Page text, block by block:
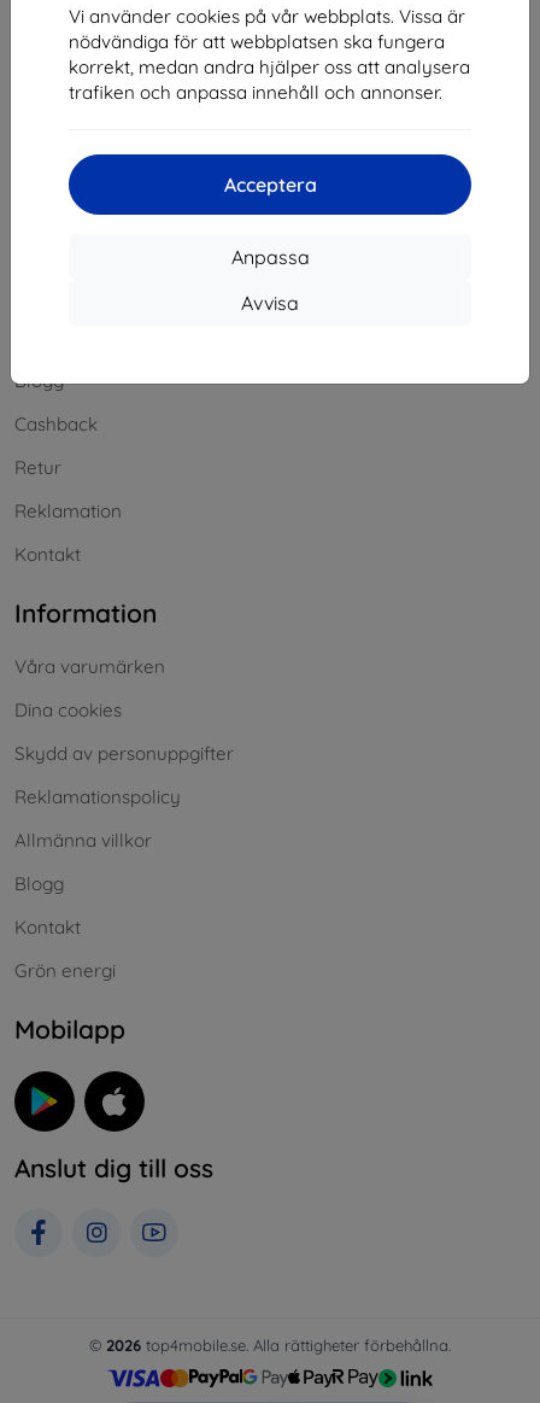
Vi använder cookies på vår webbplats. Vissa är
nödvändiga för att webbplatsen ska fungera
korrekt, medan andra hjälper oss att analysera
trafiken och anpassa innehåll och annonser.
Acceptera
Anpassa
Avvisa
info@top4mobile.eu
Skriv till oss
Lördag och söndag:
Blogg
Cashback
Retur
Reklamation
Kontakt
Information
Våra varumärken
Dina cookies
Skydd av personuppgifter
Reklamationspolicy
Allmänna villkor
Blogg
Kontakt
Grön energi
Mobilapp
Anslut dig till oss
© 2026 top4mobile.se. Alla rättigheter förbehållna.